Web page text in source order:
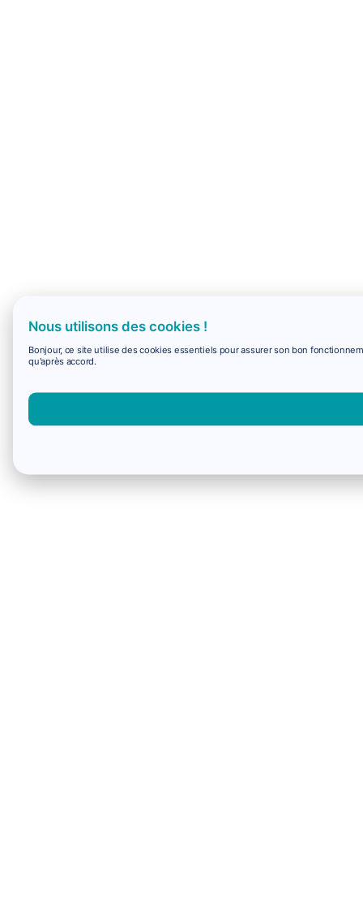
Nous utilisons des cookies !
Bonjour, ce site utilise des cookies essentiels pour assurer son bon
qu'après accord.